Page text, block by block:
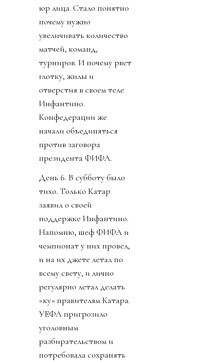
юр лица. Стало понятно
почему нужно
увеличивать количество
матчей, команд,
турниров. И почему рвет
глотку, жилы и
отверстия в своем теле
Инфантино.
Конфедерации же
начали объединяться
против заговора
президента ФИФА.
День 6. В субботу было
тихо. Только Катар
заявил о своей
поддержке Инфантино.
Напомню, шеф ФИФА и
чемпионат у них провел,
и на их джете летал по
всему свету, и лично
регулярно летал делать
«ку» правителям Катара.
УЕФА пригрозило
уголовным
разбирательством и
потребовала сохранять